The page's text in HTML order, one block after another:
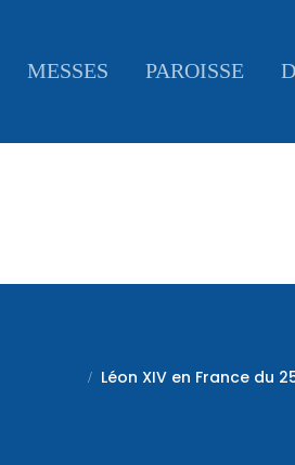
MESSES PAROISSE
Léon XIV en France du